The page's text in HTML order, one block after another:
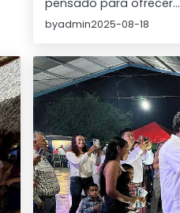
pensado para ofrecer…
byadmin2025-08-18